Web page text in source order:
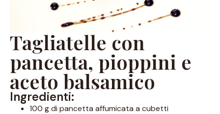
Tagliatelle con
pancetta, pioppini e
aceto balsamico
Ingredienti:
100 g di pancetta affumicata a cubetti